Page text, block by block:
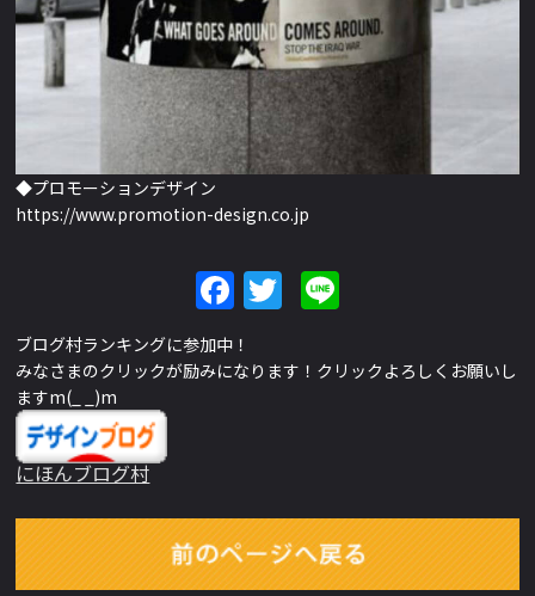
◆プロモーションデザイン
https://www.promotion-design.co.jp
Facebook
Twitter
ブログ村ランキングに参加中！
みなさまのクリックが励みになります！クリックよろしくお願いし
ますm(_ _)m
にほんブログ村